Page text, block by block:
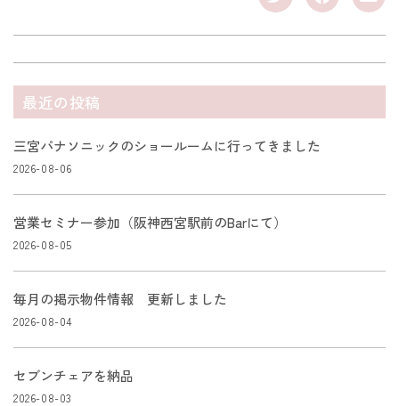
最近の投稿
三宮パナソニックのショールームに行ってきました
2026-08-06
営業セミナー参加（阪神西宮駅前のBarにて）
2026-08-05
毎月の掲示物件情報 更新しました
2026-08-04
セブンチェアを納品
2026-08-03